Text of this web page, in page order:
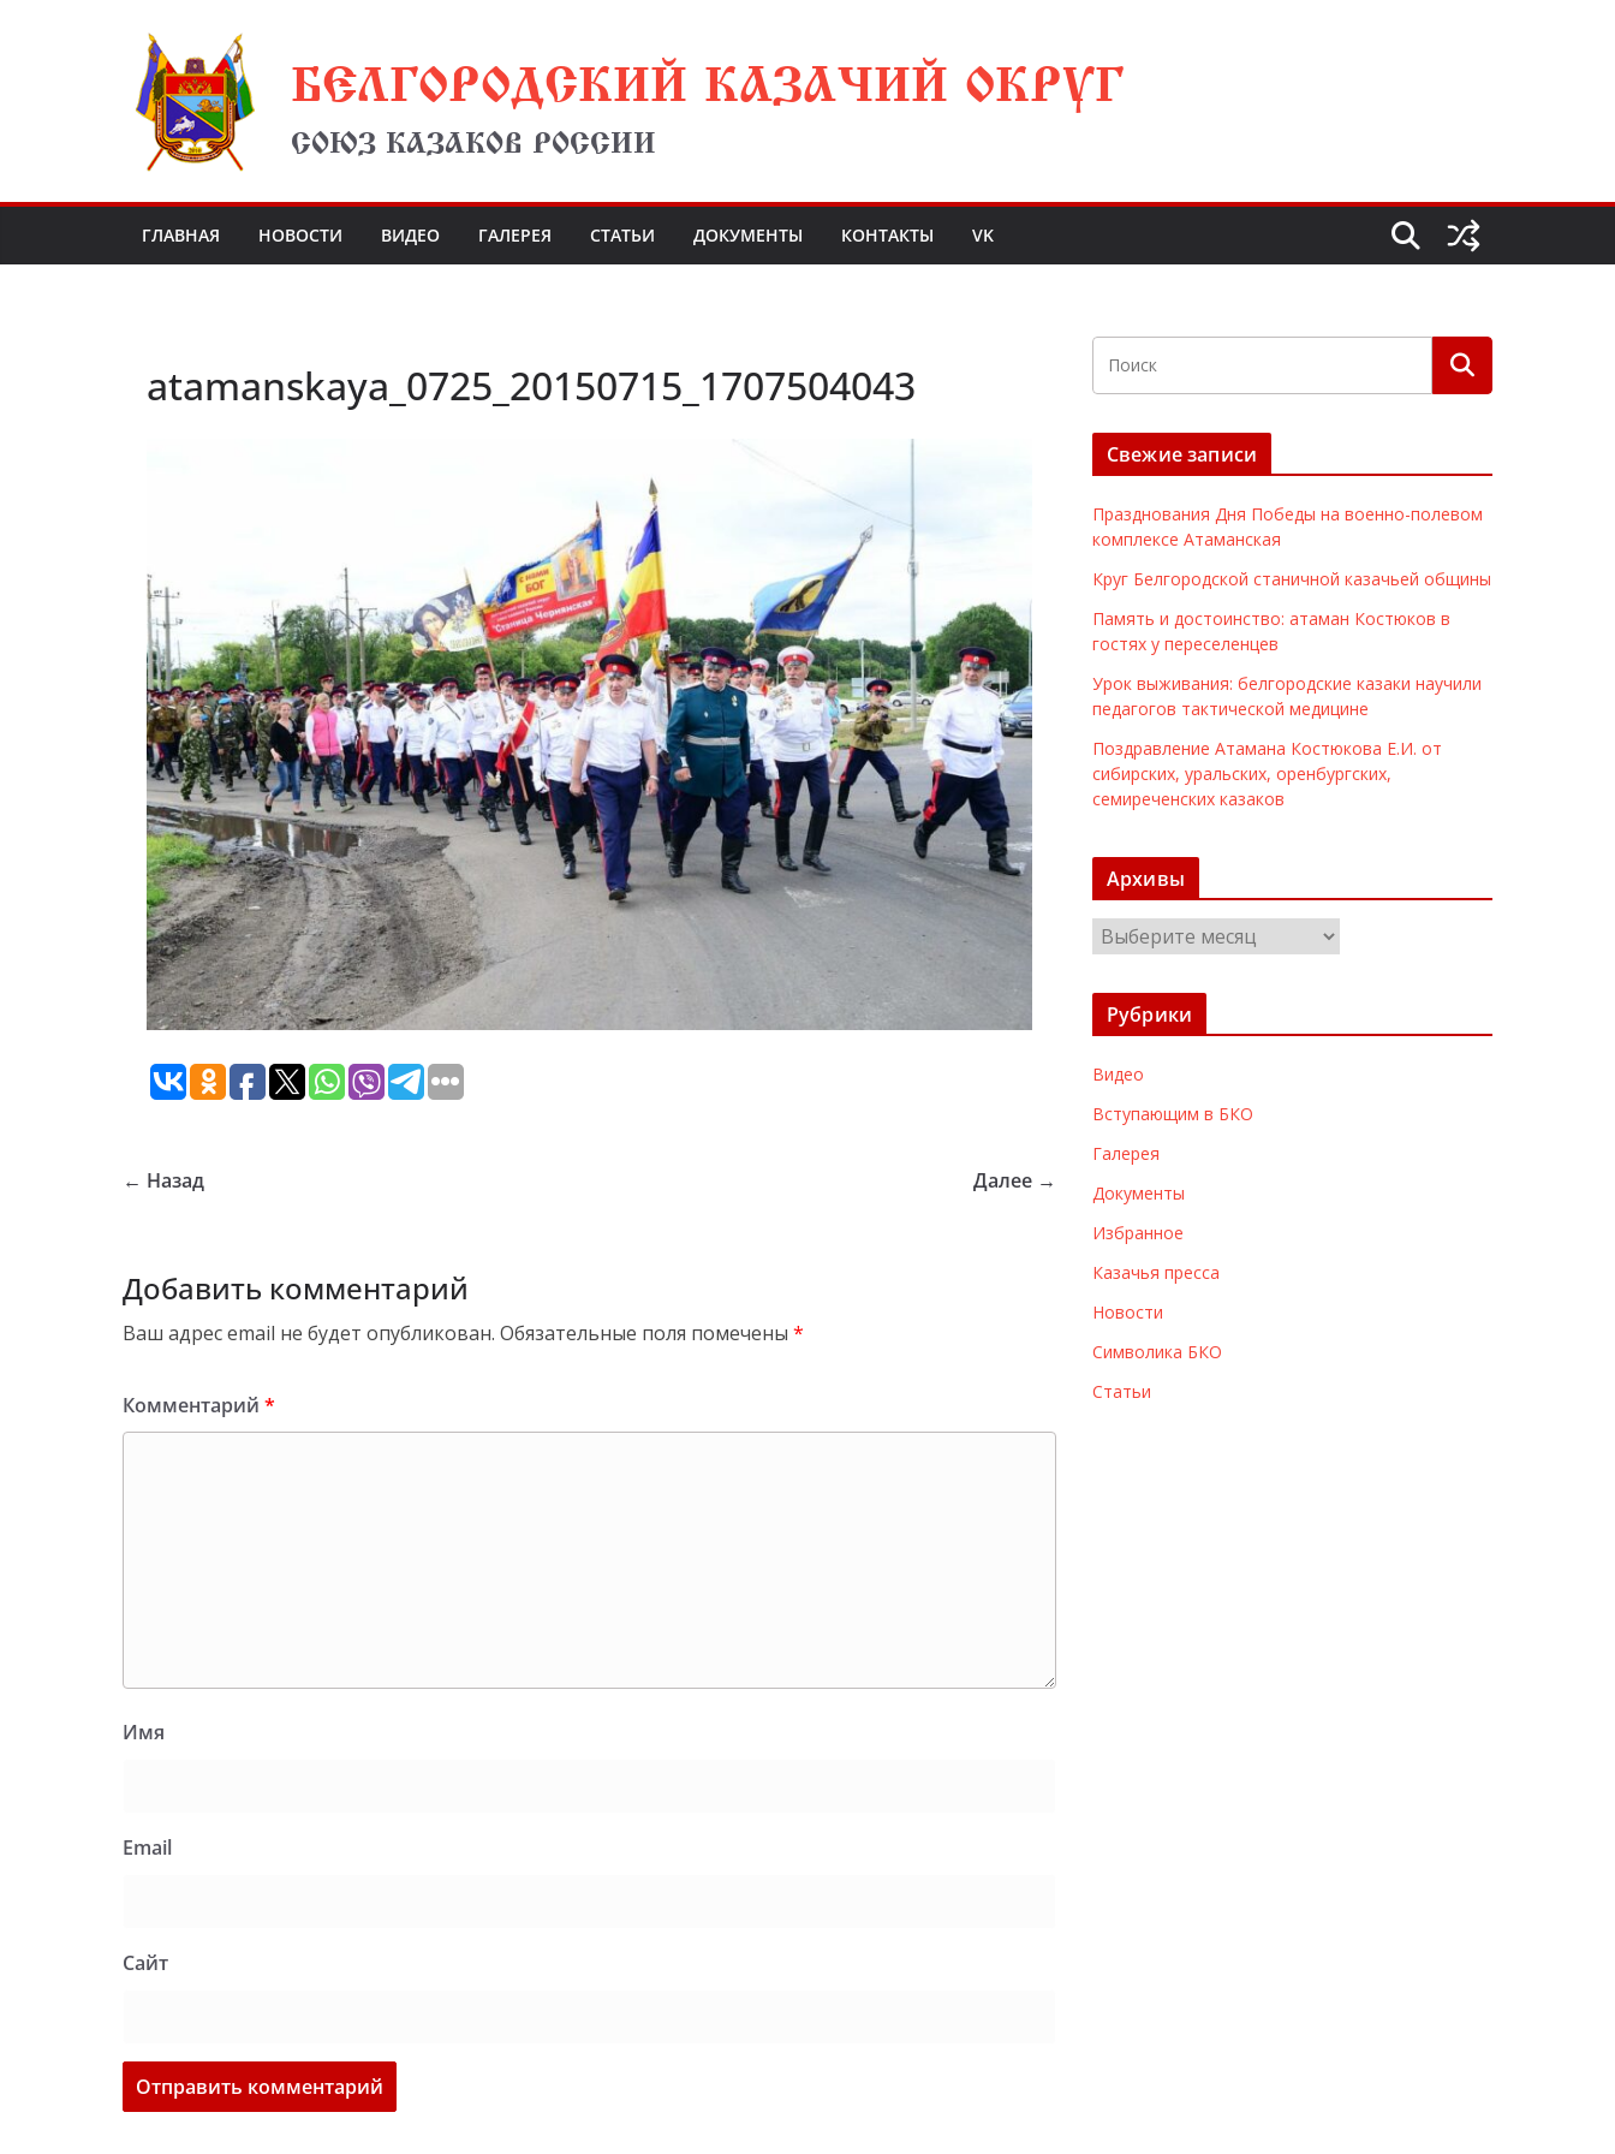
БЕЛГОРОДСКИЙ КАЗАЧИЙ ОКРУГ
СОЮЗ КАЗАКОВ РОССИИ
ГЛАВНАЯ НОВОСТИ ВИДЕО ГАЛЕРЕЯ СТАТЬИ ДОКУМЕНТЫ КОНТАКТЫ VK
atamanskaya_0725_20150715_1707504043
← Назад Далее →
Добавить комментарий
Ваш адрес email не будет опубликован. Обязательные поля помечены *
Комментарий *
Имя
Email
Сайт
Свежие записи
Празднования Дня Победы на военно-полевом
комплексе Атаманская
Круг Белгородской станичной казачьей общины
Память и достоинство: атаман Костюков в
гостях у переселенцев
Урок выживания: белгородские казаки научили
педагогов тактической медицине
Поздравление Атамана Костюкова Е.И. от
сибирских, уральских, оренбургских,
семиреченских казаков
Архивы
р
х
ы
Рубрики
Видео
Вступающим в БКО
Галерея
Документы
Избранное
Казачья пресса
Новости
Символика БКО
Статьи